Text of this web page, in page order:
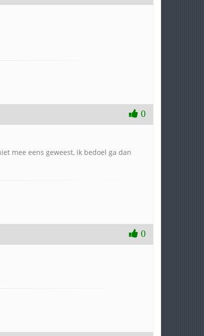
0
mee eens geweest, ik bedoel ga dan
0